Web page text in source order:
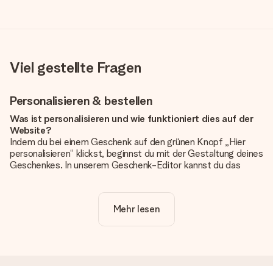
Viel gestellte Fragen
Personalisieren & bestellen
Was ist personalisieren und wie funktioniert dies auf der
Website?
Indem du bei einem Geschenk auf den grünen Knopf „Hier
personalisieren“ klickst, beginnst du mit der Gestaltung deines
Geschenkes. In unserem Geschenk-Editor kannst du das
noch eines unserer angebotenen Designs, um deinem
Geschenk die perfekte Ausstrahlung zu verleihen.
Mehr lesen